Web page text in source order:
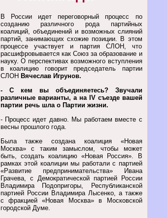
В России идет переговорный процесс по
созданию различного рода партийных
коалиций, объединений и возможных слияний
партий, занимающих схожие позиции. В этом
процессе участвует и партия СЛОН, что
расшифровывается как Союз за образование и
науку. О перспективах возможного вступления
в коалицию говорит председатель партии
СЛОН Вячеслав Игрунов.
- С кем вы объединяетесь? Звучали
различные варианты, а на
IV съезде вашей
партии речь шла о Партии жизни.
- Процесс идет давно. Мы работаем вместе с
весны прошлого года.
Была также создана коалиция «Новая
Москва» с таким замыслом, чтобы может
быть, создать коалицию «Новая Россия». В
рамках этой коалиции мы работали с партией
«Развитие предпринимательства» Ивана
Грачева, с Демократической партией России
Владимира Подопригоры, Республиканской
партией России Владимира Лысенко, а также
с фракцией «Новая Москва» в Московской
городской Думе.